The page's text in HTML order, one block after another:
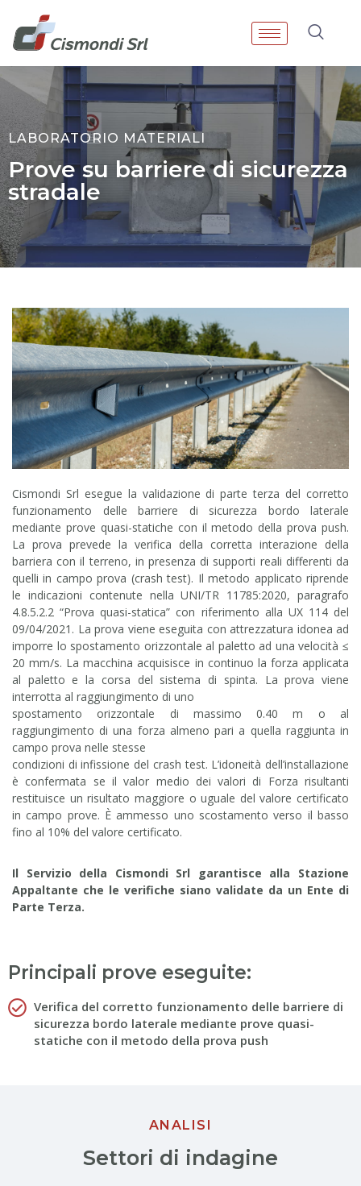
LABORATORIO MATERIALI
Prove su barriere di sicurezza
stradale
Cismondi Srl esegue la validazione di parte terza del corretto
funzionamento delle barriere di sicurezza bordo laterale
mediante prove quasi-statiche con il metodo della prova push.
La prova prevede la verifica della corretta interazione della
barriera con il terreno, in presenza di supporti reali differenti da
quelli in campo prova (crash test). Il metodo applicato riprende
le indicazioni contenute nella UNI/TR 11785:2020, paragrafo
4.8.5.2.2 “Prova quasi-statica” con riferimento alla UX 114 del
09/04/2021. La prova viene eseguita con attrezzatura idonea ad
imporre lo spostamento orizzontale al paletto ad una velocità ≤
20 mm/s. La macchina acquisisce in continuo la forza applicata
al paletto e la corsa del sistema di spinta. La prova viene
interrotta al raggiungimento di uno
spostamento orizzontale di massimo 0.40 m o al
raggiungimento di una forza almeno pari a quella raggiunta in
campo prova nelle stesse
condizioni di infissione del crash test. L’idoneità dell’installazione
è confermata se il valor medio dei valori di Forza risultanti
restituisce un risultato maggiore o uguale del valore certificato
in campo prove. È ammesso uno scostamento verso il basso
fino al 10% del valore certificato.
Il Servizio della Cismondi Srl garantisce alla Stazione
Appaltante che le verifiche siano validate da un Ente di
Parte Terza.
Principali prove eseguite:
Verifica del corretto funzionamento delle barriere di
sicurezza bordo laterale mediante prove quasi-
statiche con il metodo della prova push
ANALISI
Settori di indagine